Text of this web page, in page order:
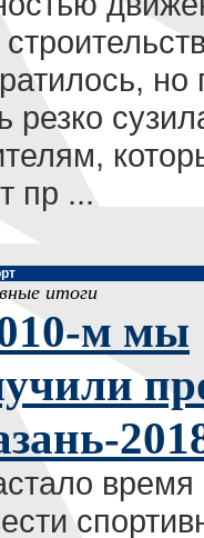
но
резко
пр ...
итоги
м мы
время